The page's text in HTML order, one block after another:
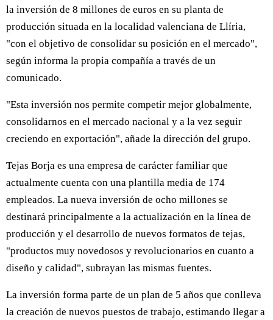
la inversión de 8 millones de euros en su planta de
producción situada en la localidad valenciana de Llíria,
"con el objetivo de consolidar su posición en el mercado",
según informa la propia compañía a través de un
comunicado.
"Esta inversión nos permite competir mejor globalmente,
consolidarnos en el mercado nacional y a la vez seguir
creciendo en exportación", añade la dirección del grupo.
Tejas Borja es una empresa de carácter familiar que
actualmente cuenta con una plantilla media de 174
empleados. La nueva inversión de ocho millones se
destinará principalmente a la actualización en la línea de
producción y el desarrollo de nuevos formatos de tejas,
"productos muy novedosos y revolucionarios en cuanto a
diseño y calidad", subrayan las mismas fuentes.
La inversión forma parte de un plan de 5 años que conlleva
la creación de nuevos puestos de trabajo, estimando llegar a